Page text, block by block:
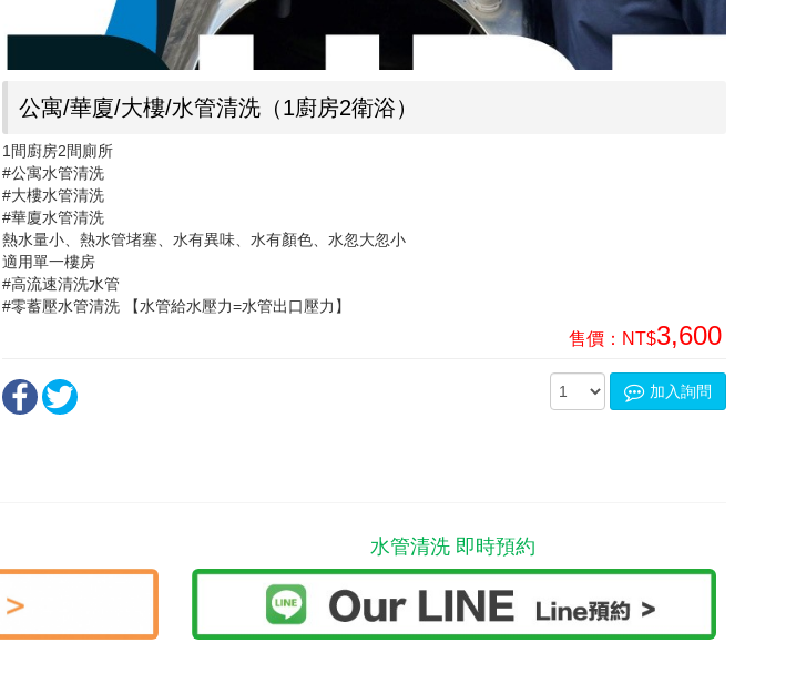
公寓/華廈/大樓/水管清洗（1廚房2衛浴）
1間廚房2間廁所
#公寓水管清洗
#大樓水管清洗
#華廈水管清洗
熱水量小、熱水管堵塞、水有異味、水有顏色、水忽大忽小
適用單一樓房
#高流速清洗水管
#零蓄壓水管清洗 【水管給水壓力=水管出口壓力】
售價： NT$3,600
加入詢問
水管清洗 即時預約